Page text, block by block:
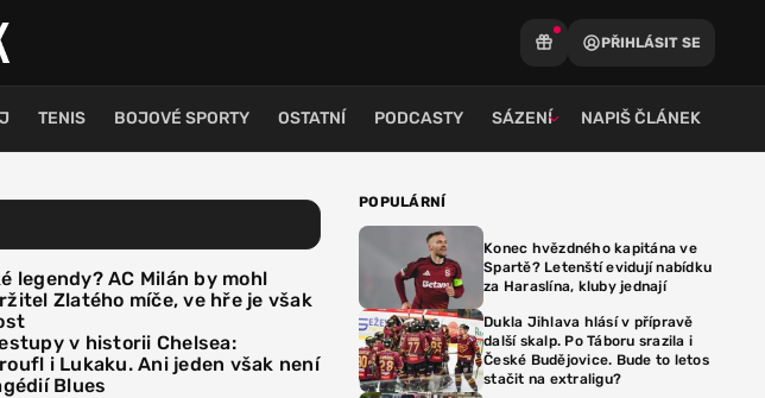
PŘIHLÁSIT SE
TENIS BOJOVÉ SPORTY OSTATNÍ PODCASTY SÁZENÍ NAPIŠ ČLÁNEK
legendy? AC Milán by mohl
Zlatého míče, ve hře je však
v historii Chelsea:
i Lukaku. Ani jeden však není
Blues
POPULÁRNÍ
Konec hvězdného kapitána ve
Spartě? Letenští evidují nabídku
za Haraslína, kluby jednají
Dukla Jihlava hlásí v přípravě
další skalp. Po Táboru srazila i
České Budějovice. Bude to letos
stačit na extraligu?